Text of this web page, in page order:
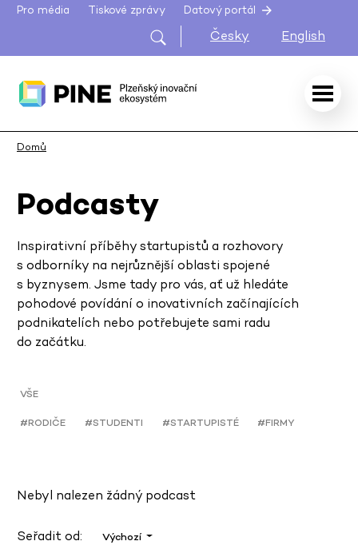
Pro média Tiskové zprávy Datový portál
Česky English
Domů
Podcasty
Inspirativní příběhy startupistů a rozhovory
s odborníky na nejrůznější oblasti spojené
s byznysem. Jsme tady pro vás, ať už hledáte
pohodové povídání o inovativních začínajících
podnikatelích nebo potřebujete sami radu
do začátku.
VŠE
#RODIČE #STUDENTI #STARTUPISTÉ #FIRMY
Nebyl nalezen žádný podcast
Seřadit od: Výchozí